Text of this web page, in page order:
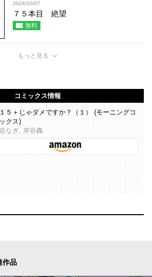
2024/10/07
７５本目 絶望
無料
もっと見る
コミックス情報
５＋じゃダメですか？（１） (モーニングコ
クス)
なぎ, 岸谷轟
作品